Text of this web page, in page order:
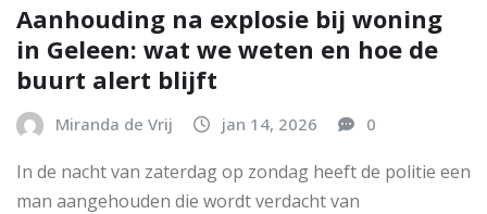
Aanhouding na explosie bij woning
in Geleen: wat we weten en hoe de
buurt alert blijft
Miranda de Vrij jan 14, 2026 0
In de nacht van zaterdag op zondag heeft de politie een
man aangehouden die wordt verdacht van